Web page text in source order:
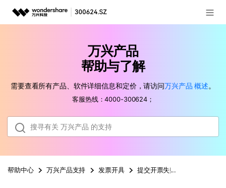
新闻中心
加入我们
万兴产品
帮助与了解
需要查看所有产品、软件详细信息和定价，请访问万兴产品 概述。
客服热线：4000-300624；
帮助中心 万兴产品支持 发票开具 提交开票失败